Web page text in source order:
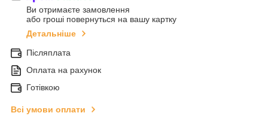
Ви отримаєте замовлення
або гроші повернуться на вашу картку
Детальніше
Післяплата
Оплата на рахунок
Готівкою
Всі умови оплати